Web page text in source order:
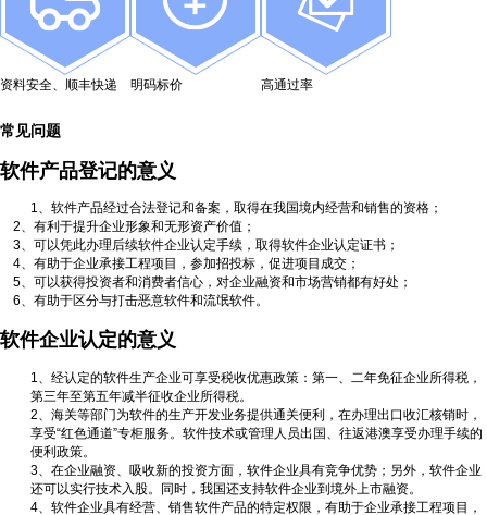
资料安全、顺丰快递 明码标价 高通过率
常见问题
软件产品登记的意义
1、软件产品经过合法登记和备案，取得在我国境内经营和销售的资格；
2、有利于提升企业形象和无形资产价值；
3、可以凭此办理后续软件企业认定手续，取得软件企业认定证书；
4、有助于企业承接工程项目，参加招投标，促进项目成交；
5、可以获得投资者和消费者信心，对企业融资和市场营销都有好处；
6、有助于区分与打击恶意软件和流氓软件。
软件企业认定的意义
1、经认定的软件生产企业可享受税收优惠政策：第一、二年免征企业所得税，
第三年至第五年减半征收企业所得税。
2、海关等部门为软件的生产开发业务提供通关便利，在办理出口收汇核销时，
享受“红色通道”专柜服务。软件技术或管理人员出国、往返港澳享受办理手续的
便利政策。
3、在企业融资、吸收新的投资方面，软件企业具有竞争优势；另外，软件企业
还可以实行技术入股。同时，我国还支持软件企业到境外上市融资。
4、软件企业具有经营、销售软件产品的特定权限，有助于企业承接工程项目，